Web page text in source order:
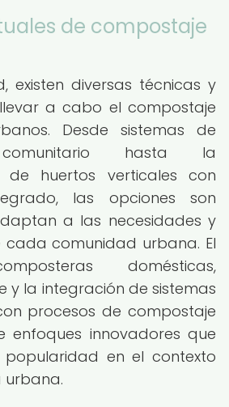
de compostaje
existen diversas técnicas y
a cabo el compostaje
Desde sistemas de
hasta la
de huertos verticales con
las opciones son
a las necesidades y
cada comunidad urbana. El
domésticas,
y la integración de sistemas
procesos de compostaje
enfoques innovadores que
en el contexto
urbana.